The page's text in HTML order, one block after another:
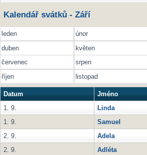
Kalendář svátků - Září
leden únor
duben
květen
červenec
srpen
říjen
listopad
Datum
Jméno
1. 9.
Linda
1. 9.
Samuel
2. 9.
Adela
2. 9.
Adléta